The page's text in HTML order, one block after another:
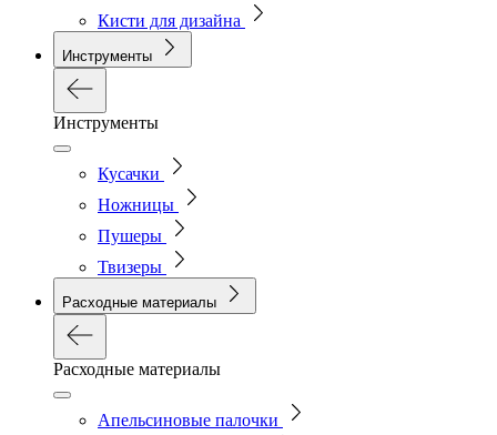
Кисти для дизайна
Инструменты
Инструменты
Кусачки
Ножницы
Пушеры
Твизеры
Расходные материалы
Расходные материалы
Апельсиновые палочки